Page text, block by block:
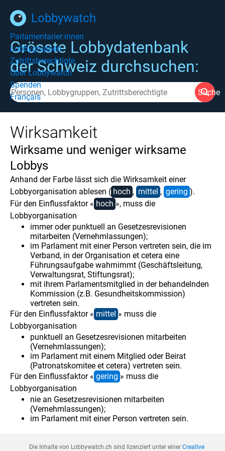
Lobbywatch
Parlamentarier:innen
Lobbygruppen
Zutrittsberechtigte
Über Lobbywatch
Spenden
Français
Grösste Lobbydatenbank
der Schweiz durchsuchen:
Suche
Wirksamkeit
Wirksame und weniger wirksame
Lobbys
Anhand der Farbe lässt sich die Wirksamkeit einer
Lobbyorganisation ablesen ( hoch , mittel , gering ).
Für den Einflussfaktor « hoch », muss die
Lobbyorganisation
immer oder punktuell an Gesetzesrevisionen
mitarbeiten (Vernehmlassungen);
im Parlament mit einer Person vertreten sein, die im
Verband, in der Organisation et cetera eine
Führungsaufgabe wahrnimmt (Geschäftsleitung,
Verwaltungsrat, Stiftungsrat);
mit ihrem Parlamentsmitglied in der behandelnden
Kommission (z.B. Gesundheitskommission)
vertreten sein.
Für den Einflussfaktor « mittel » muss die
Lobbyorganisation
punktuell an Gesetzesrevisionen mitarbeiten
(Vernehmlassungen);
im Parlament mit einem Mitglied oder Beirat
(Patronatskomitee et cetera) vertreten sein.
Für den Einflussfaktor « gering » muss die
Lobbyorganisation
nie an Gesetzesrevisionen mitarbeiten
(Vernehmlassungen);
im Parlament mit einer Person vertreten sein.
Die Inhalte von Lobbywatch.ch sind lizenziert unter einer Creative